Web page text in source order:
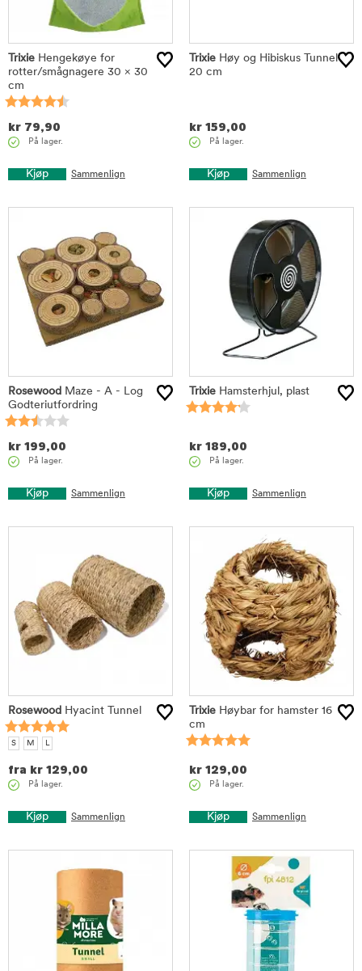
Trixie Hengekøye for
rotter/smågnagere 30 × 30
cm
kr 79,90
På lager.
Kjøp Sammenlign
Trixie Høy og Hibiskus Tunnel
20 cm
kr 159,00
På lager.
Kjøp Sammenlign
Rosewood Maze - A - Log
Godteriutfordring
kr 199,00
På lager.
Kjøp Sammenlign
Trixie Hamsterhjul, plast
kr 189,00
På lager.
Kjøp Sammenlign
Rosewood Hyacint Tunnel
S M L
fra kr 129,00
På lager.
Kjøp Sammenlign
Trixie Høybar for hamster 16
cm
kr 129,00
På lager.
Kjøp Sammenlign